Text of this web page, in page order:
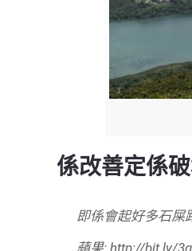
係改善定係
即係會起好多石屎
蘋果: http://bit.ly/